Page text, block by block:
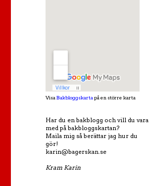
Visa Bakbloggskarta på en större karta
Har du en bakblogg och vill du vara
med på bakbloggskartan?
Maila mig så berättar jag hur du
gör!
karin@bagerskan.se
Kram Karin